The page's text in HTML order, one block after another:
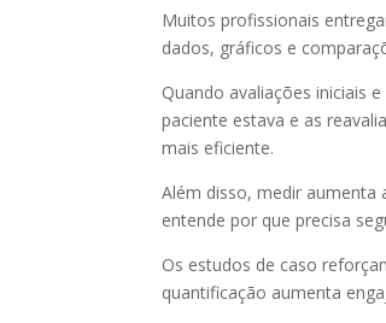
Muitos profissionais
dados, gráficos e
Quando avaliações iniciais
paciente estava e as
mais eficiente.
Além disso, medir aumenta
entende por que precisa
Os estudos de caso
quantificação aumenta